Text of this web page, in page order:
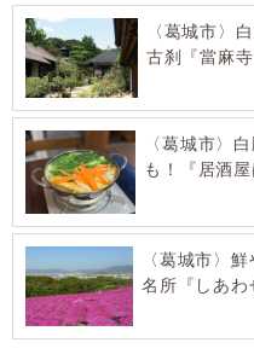
〈葛城市〉
古刹『當麻寺
〈葛城市〉
も！『居酒屋
〈葛城市〉
名所『しあわ